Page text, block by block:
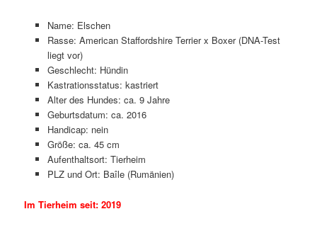
Name: Elschen
Rasse: American Staffordshire Terrier x Boxer (DNA-Test
liegt vor)
Geschlecht: Hündin
Kastrationsstatus: kastriert
Alter des Hundes: ca. 9 Jahre
Geburtsdatum: ca. 2016
Handicap: nein
Größe: ca. 45 cm
Aufenthaltsort: Tierheim
PLZ und Ort: Baîle (Rumänien)
Im Tierheim seit: 2019